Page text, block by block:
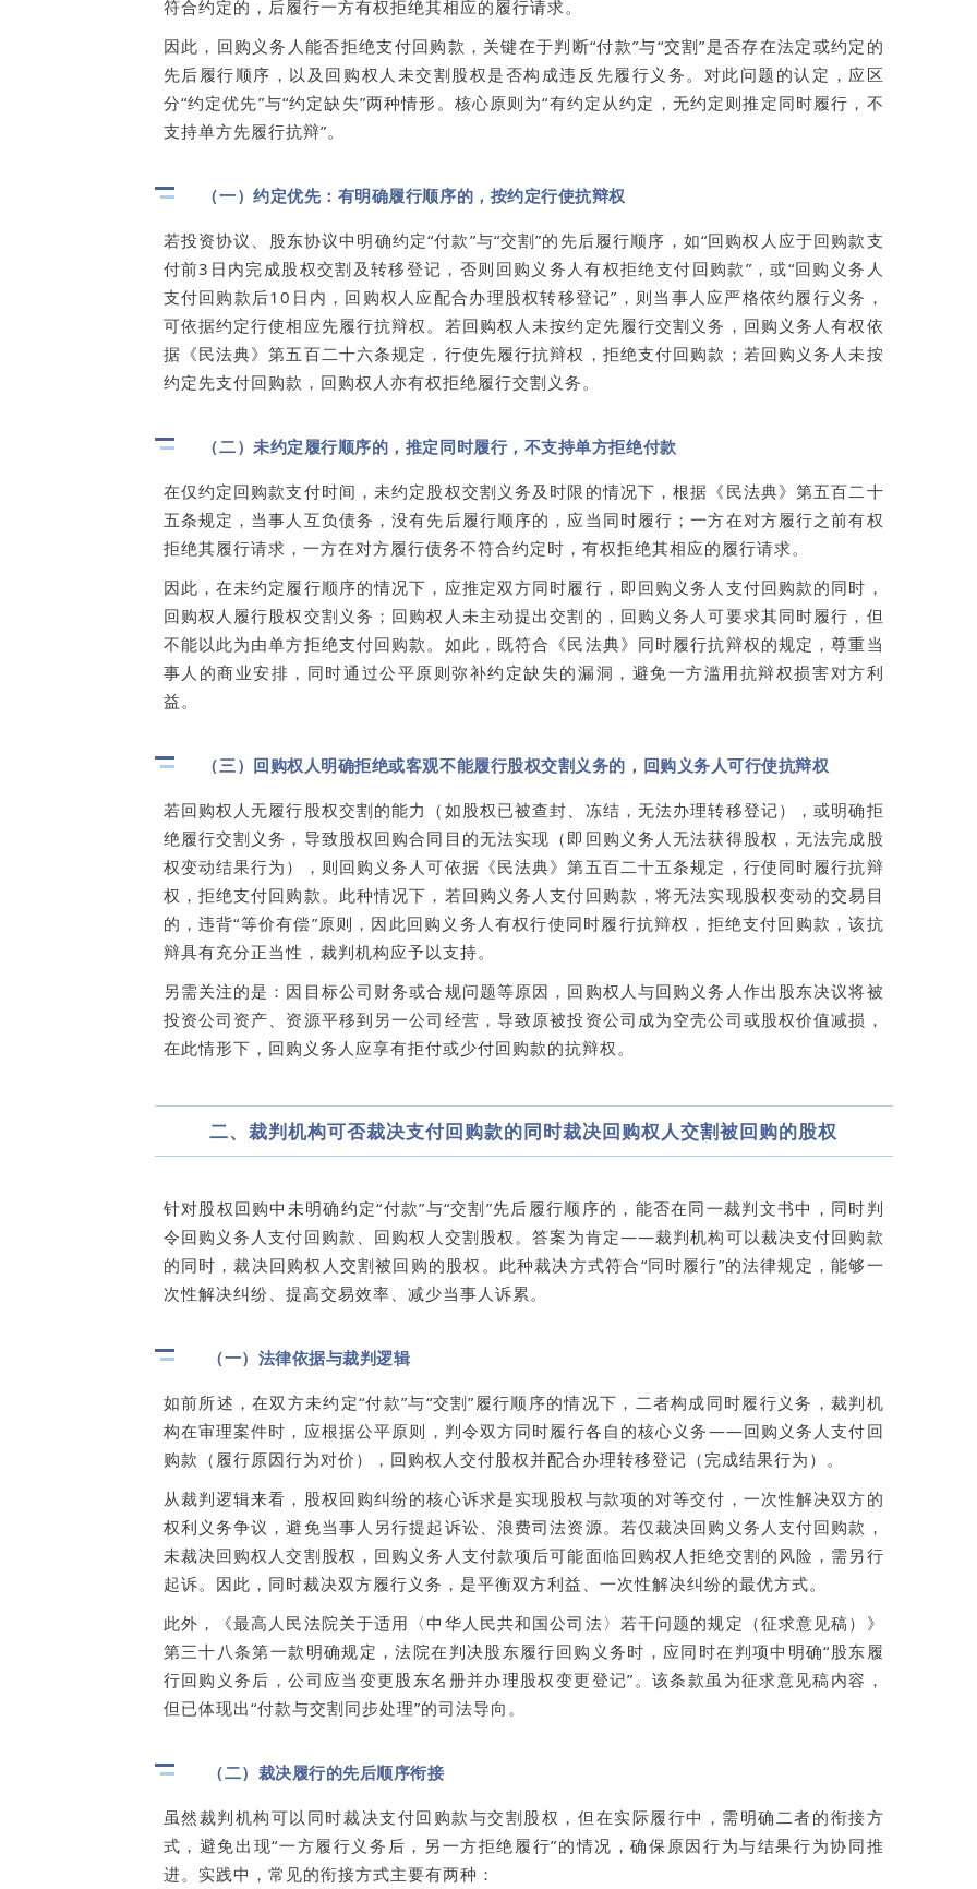
符合约定的，后履行一方有权拒绝其相应的履行请求。
因此，回购义务人能否拒绝支付回购款，关键在于判断“付款”与“交割”是否存在法定或约定的
先后履行顺序，以及回购权人未交割股权是否构成违反先履行义务。对此问题的认定，应区
分“约定优先”与“约定缺失”两种情形。核心原则为“有约定从约定，无约定则推定同时履行，不
支持单方先履行抗辩”。
（一）约定优先：有明确履行顺序的，按约定行使抗辩权
若投资协议、股东协议中明确约定“付款”与“交割”的先后履行顺序，如“回购权人应于回购款支
付前3日内完成股权交割及转移登记，否则回购义务人有权拒绝支付回购款”，或“回购义务人
支付回购款后10日内，回购权人应配合办理股权转移登记”，则当事人应严格依约履行义务，
可依据约定行使相应先履行抗辩权。若回购权人未按约定先履行交割义务，回购义务人有权依
据《民法典》第五百二十六条规定，行使先履行抗辩权，拒绝支付回购款；若回购义务人未按
约定先支付回购款，回购权人亦有权拒绝履行交割义务。
（二）未约定履行顺序的，推定同时履行，不支持单方拒绝付款
在仅约定回购款支付时间，未约定股权交割义务及时限的情况下，根据《民法典》第五百二十
五条规定，当事人互负债务，没有先后履行顺序的，应当同时履行；一方在对方履行之前有权
拒绝其履行请求，一方在对方履行债务不符合约定时，有权拒绝其相应的履行请求。
因此，在未约定履行顺序的情况下，应推定双方同时履行，即回购义务人支付回购款的同时，
回购权人履行股权交割义务；回购权人未主动提出交割的，回购义务人可要求其同时履行，但
不能以此为由单方拒绝支付回购款。如此，既符合《民法典》 同时履行抗辩权的规定，尊重当
事人的商业安排，同时通过公平原则弥补约定缺失的漏洞，避免一方滥用抗辩权损害对方利
益。
（三）回购权人明确拒绝或客观不能履行股权交割义务的，回购义务人可行使抗辩权
若回购权人无履行股权交割的能力（如股权已被查封、冻结，无法办理转移登记），或明确拒
绝履行交割义务，导致股权回购合同目的无法实现（即回购义务人无法获得股权，无法完成股
权变动结果行为），则回购义务人可依据《民法典》第五百二十五条规定，行使同时履行抗辩
权，拒绝支付回购款。此种情况下，若回购义务人支付回购款，将无法实现股权变动的交易目
的，违背“等价有偿”原则，因此回购义务人有权行使同时履行抗辩权，拒绝支付回购款，该抗
辩具有充分正当性，裁判机构应予以支持。
另需关注的是：因目标公司财务或合规问题等原因，回购权人与回购义务人作出股东决议将被
投资公司资产、资源平移到另一公司经营，导致原被投资公司成为空壳公司或股权价值减损，
在此情形下，回购义务人应享有拒付或少付回购款的抗辩权。
二、裁判机构可否裁决支付回购款的同时裁决回购权人交割被回购的股权
针对股权回购中未明确约定“付款”与“交割”先后履行顺序的，能否在同一裁判文书中，同时判
令回购义务人支付回购款、回购权人交割股权。答案为肯定——裁判机构可以裁决支付回购款
的同时，裁决回购权人交割被回购的股权。此种裁决方式符合“同时履行”的法律规定，能够一
次性解决纠纷、提高交易效率、减少当事人诉累。
（一）法律依据与裁判逻辑
如前所述，在双方未约定“付款”与“交割”履行顺序的情况下，二者构成同时履行义务，裁判机
构在审理案件时，应根据公平原则，判令双方同时履行各自的核心义务——回购义务人支付回
购款（履行原因行为对价），回购权人交付股权并配合办理转移登记（完成结果行为）。
从裁判逻辑来看，股权回购纠纷的核心诉求是实现股权与款项的对等交付，一次性解决双方的
权利义务争议，避免当事人另行提起诉讼、浪费司法资源。若仅裁决回购义务人支付回购款，
未裁决回购权人交割股权，回购义务人支付款项后可能面临回购权人拒绝交割的风险，需另行
起诉。因此，同时裁决双方履行义务，是平衡双方利益、一次性解决纠纷的最优方式。
此外，《最高人民法院关于适用〈中华人民共和国公司法〉若干问题的规定（征求意见稿）》
第三十八条第一款明确规定，法院在判决股东履行回购义务时，应同时在判项中明确“股东履
行回购义务后，公司应当变更股东名册并办理股权变更登记”。该条款虽为征求意见稿内容，
但已体现出“付款与交割同步处理”的司法导向。
（二）裁决履行的先后顺序衔接
虽然裁判机构可以同时裁决支付回购款与交割股权，但在实际履行中，需明确二者的衔接方
式，避免出现“一方履行义务后，另一方拒绝履行”的情况，确保原因行为与结果行为协同推
进。实践中，常见的衔接方式主要有两种：